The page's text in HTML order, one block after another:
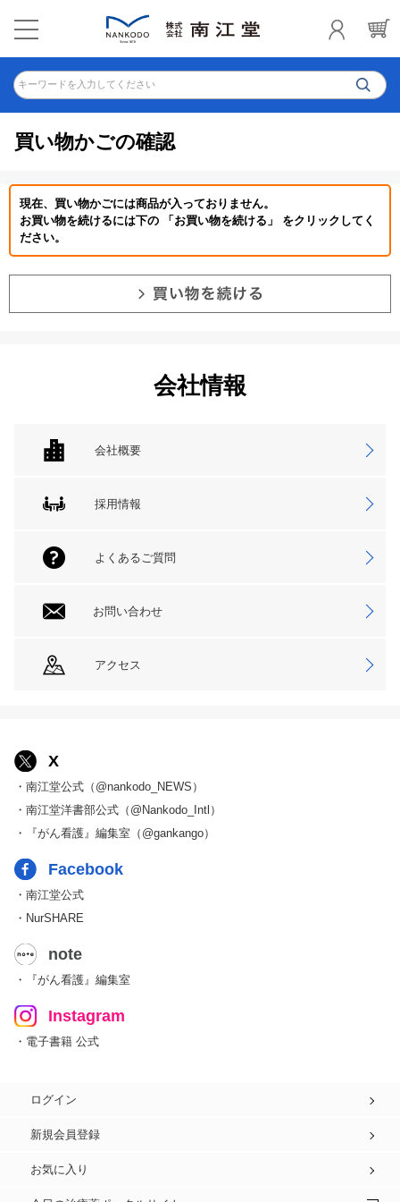
キーワードを入力してください
買い物かごの確認
現在、買い物かごには商品が入っておりません。
お買い物を続けるには下の 「お買い物を続ける」 をクリックしてく
ださい。
会社情報
会社概要
採用情報
よくあるご質問
お問い合わせ
アクセス
X
・南江堂公式（@nankodo_NEWS）
・南江堂洋書部公式（@Nankodo_Intl）
・『がん看護』編集室（@gankango）
Facebook
・南江堂公式
・NurSHARE
note
・『がん看護』編集室
Instagram
・電子書籍 公式
ログイン
新規会員登録
お気に入り